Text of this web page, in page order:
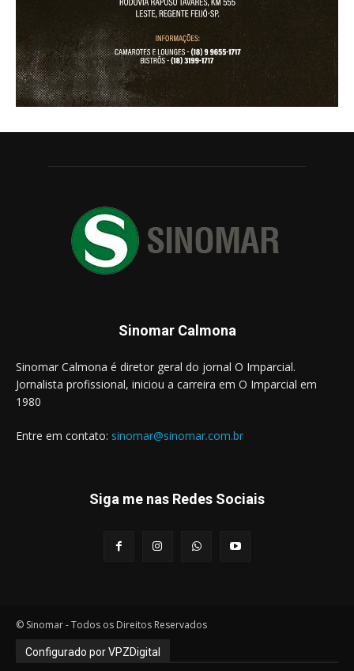
Sinomar Calmona
Sinomar Calmona é diretor geral do jornal O Imparcial.
Jornalista profissional, iniciou a carreira em O Imparcial em
1980
Entre em contato: sinomar@sinomar.com.br
Siga me nas Redes Sociais
© Sinomar - Todos os Direitos Reservados
Configurado por VPZDigital